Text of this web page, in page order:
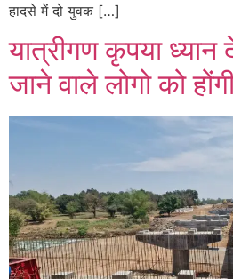
हादसे में दो युवक […]
यात्रीगण कृपया ध्यान
जाने वाले लोगो को